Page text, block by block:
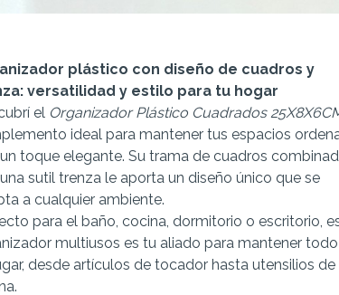
plástico con diseño de cuadros y
versatilidad y estilo para tu hogar
el Organizador Plástico Cuadrados
ideal para mantener tus espacios
toque elegante. Su trama de cuadros
sutil trenza le aporta un diseño único que se
a cualquier ambiente.
para el baño, cocina, dormitorio o escritorio,
multiusos es tu aliado para mantener
desde artículos de tocador hasta utensilios de